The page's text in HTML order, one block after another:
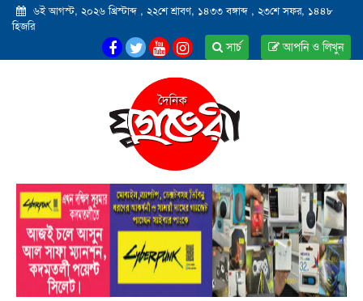
৬ই আগস্ট, ২০২৬ খ্রিস্টাব্দ , ২২শে শ্রাবণ, ১৪৩৩ বঙ্গাব্দ , ২৩শে সফর, ১৪৪৮
হিজরি
আপনি ও লিখুন
সার্চ